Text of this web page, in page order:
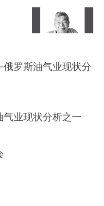
罗斯油气业现状分
业现状分析之一